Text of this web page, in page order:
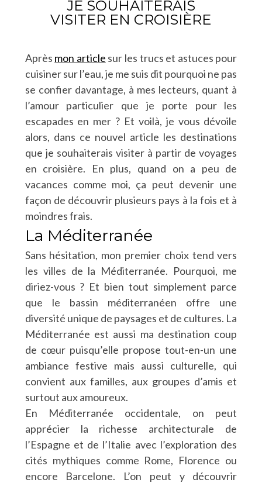
JE SOUHAITERAIS
VISITER EN CROISIÈRE
Après mon article sur les trucs et astuces pour
cuisiner sur l’eau, je me suis dit pourquoi ne pas
se confier davantage, à mes lecteurs, quant à
l’amour particulier que je porte pour les
escapades en mer ? Et voilà, je vous dévoile
alors, dans ce nouvel article les destinations
que je souhaiterais visiter à partir de voyages
en croisière. En plus, quand on a peu de
vacances comme moi, ça peut devenir une
façon de découvrir plusieurs pays à la fois et à
moindres frais.
La Méditerranée
Sans hésitation, mon premier choix tend vers
les villes de la Méditerranée. Pourquoi, me
diriez-vous ? Et bien tout simplement parce
que le bassin méditerranéen offre une
diversité unique de paysages et de cultures. La
Méditerranée est aussi ma destination coup
de cœur puisqu’elle propose tout-en-un une
ambiance festive mais aussi culturelle, qui
convient aux familles, aux groupes d’amis et
surtout aux amoureux.
En Méditerranée occidentale, on peut
apprécier la richesse architecturale de
l’Espagne et de l’Italie avec l’exploration des
cités mythiques comme Rome, Florence ou
encore Barcelone. L’on peut y découvrir